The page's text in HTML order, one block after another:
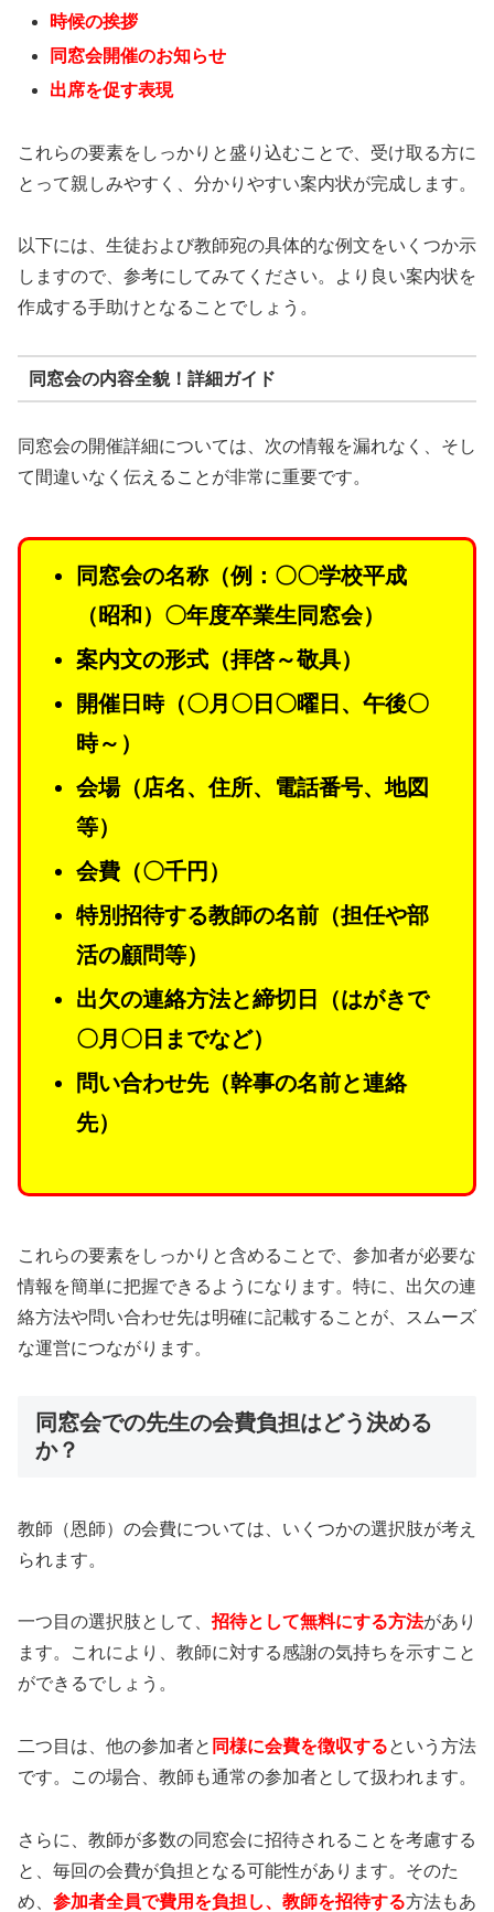
時候の挨拶
同窓会開催のお知らせ
出席を促す表現
これらの要素をしっかりと盛り込むことで、受け取る方に
とって親しみやすく、分かりやすい案内状が完成します。
以下には、生徒および教師宛の具体的な例文をいくつか示
しますので、参考にしてみてください。より良い案内状を
作成する手助けとなることでしょう。
同窓会の内容全貌！詳細ガイド
同窓会の開催詳細については、次の情報を漏れなく、そし
て間違いなく伝えることが非常に重要です。
同窓会の名称（例：〇〇学校平成
（昭和）〇年度卒業生同窓会）
案内文の形式（拝啓～敬具）
開催日時（〇月〇日〇曜日、午後〇
時～）
会場（店名、住所、電話番号、地図
等）
会費（〇千円）
特別招待する教師の名前（担任や部
活の顧問等）
出欠の連絡方法と締切日（はがきで
〇月〇日までなど）
問い合わせ先（幹事の名前と連絡
先）
これらの要素をしっかりと含めることで、参加者が必要な
情報を簡単に把握できるようになります。特に、出欠の連
絡方法や問い合わせ先は明確に記載することが、スムーズ
な運営につながります。
同窓会での先生の会費負担はどう決める
か？
教師（恩師）の会費については、いくつかの選択肢が考え
られます。
一つ目の選択肢として、 招待として無料にする方法があり
ます。これにより、教師に対する感謝の気持ちを示すこと
ができるでしょう。
二つ目は、他の参加者と 同様に会費を徴収するという方法
です。この場合、教師も通常の参加者として扱われます。
さらに、教師が多数の同窓会に招待されることを考慮する
と、毎回の会費が負担となる可能性があります。そのた
め、 参加者全員で費用を負担し、教師を招待する方法もあ